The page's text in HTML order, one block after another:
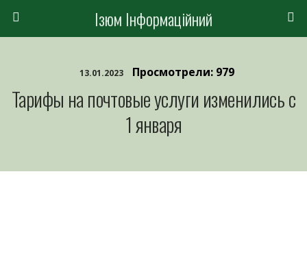
Ізюм Інформаційний
13.01.2023 Просмотрели: 979
Тарифы на почтовые услуги изменились с
1 января